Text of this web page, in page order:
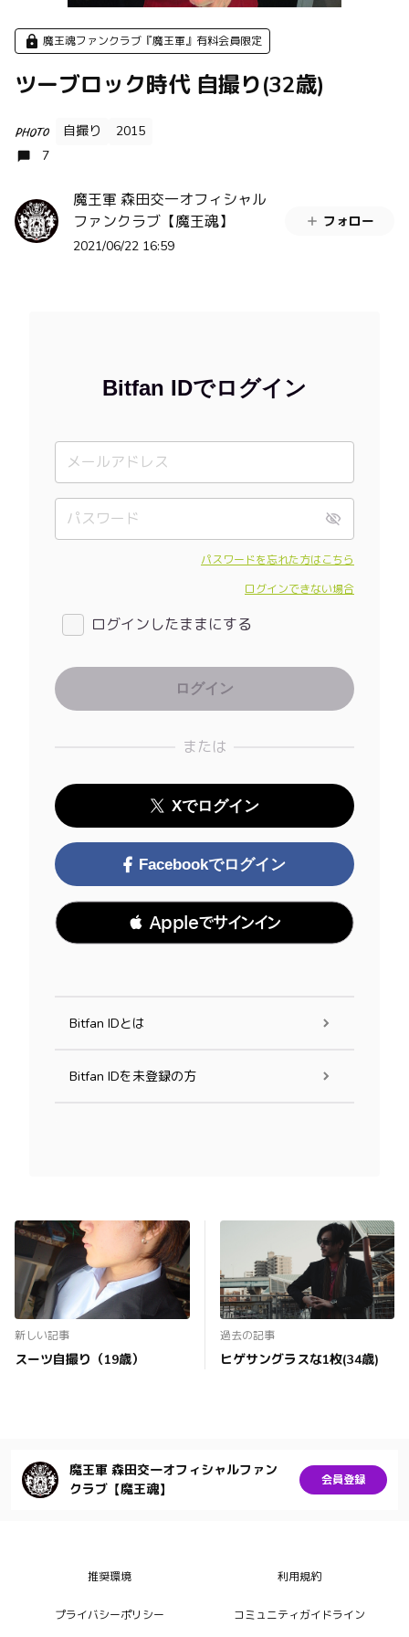
魔王魂ファンクラブ『魔王軍』有料会員限定
ツーブロック時代 自撮り(32歳)
PHOTO 自撮り
2015
7
魔王軍 森田交一オフィシャル
ファンクラブ【魔王魂】
2021/06/22 16:59
フォロー
Bitfan IDでログイン
パスワードを忘れた方はこちら
ログインできない場合
ログインしたままにする
または
Xでログイン
Facebookでログイン
 Appleでサインイン
Bitfan IDとは
Bitfan IDを未登録の方
新しい記事
スーツ自撮り（19歳）
過去の記事
ヒゲサングラスな1枚(34歳)
魔王軍 森田交一オフィシャルファン
クラブ【魔王魂】
会員登録
推奨環境 利用規約
プライバシーポリシー コミュニティガイドライン